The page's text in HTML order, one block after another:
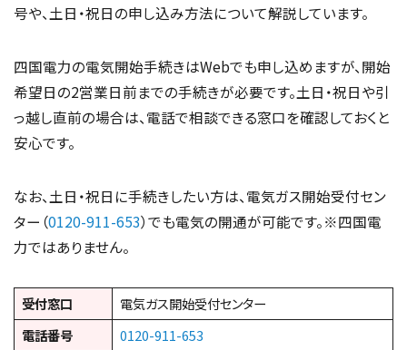
号や、土日・祝日の申し込み方法について解説しています。
四国電力の電気開始手続きはWebでも申し込めますが、開始
希望日の2営業日前までの手続きが必要です。土日・祝日や引
っ越し直前の場合は、電話で相談できる窓口を確認しておくと
安心です。
なお、土日・祝日に手続きしたい方は、電気ガス開始受付セン
ター（0120-911-653）でも電気の開通が可能です。※四国電
力ではありません。
受付窓口
電気ガス開始受付センター
電話番号
0120-911-653